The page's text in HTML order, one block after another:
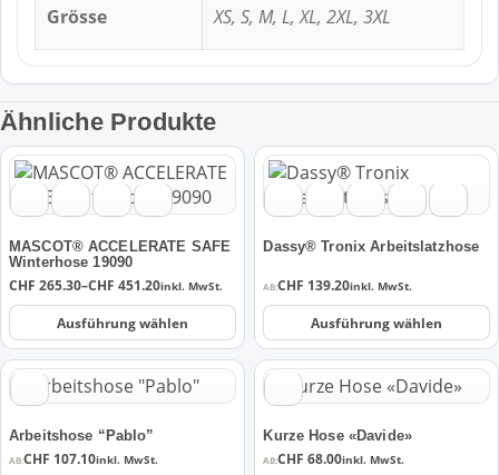
Grösse XS, S, M, L, XL, 2XL, 3XL
Ähnliche Produkte
MASCOT® ACCELERATE SAFE
Winterhose 19090
CHF 265.30–CHF 451.20
Preisspanne:
bis
CHF 451.20
inkl. MwSt.
Ausführung wählen
Dieses
Produkt
weist
mehrere
Varianten
auf.
Die
Optionen
können
auf
der
Produktseite
gewählt
Dassy® Tronix Arbeitslatzhose
AB:CHF 139.20inkl. MwSt.
Ausführung wählen
Dieses
Produkt
weist
mehrere
auf.
Die
Optionen
können
auf
der
Produktseite
gewählt
Arbeitshose “Pablo”
AB:CHF 107.10inkl. MwSt.
Dieses
Produkt
weist
mehrere
Kurze Hose «Davide»
AB:CHF 68.00inkl. MwSt.
Dieses
Produkt
weist
mehrere